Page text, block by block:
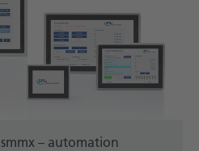
– automation